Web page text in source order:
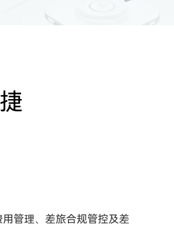
管理、差旅合规管控及差